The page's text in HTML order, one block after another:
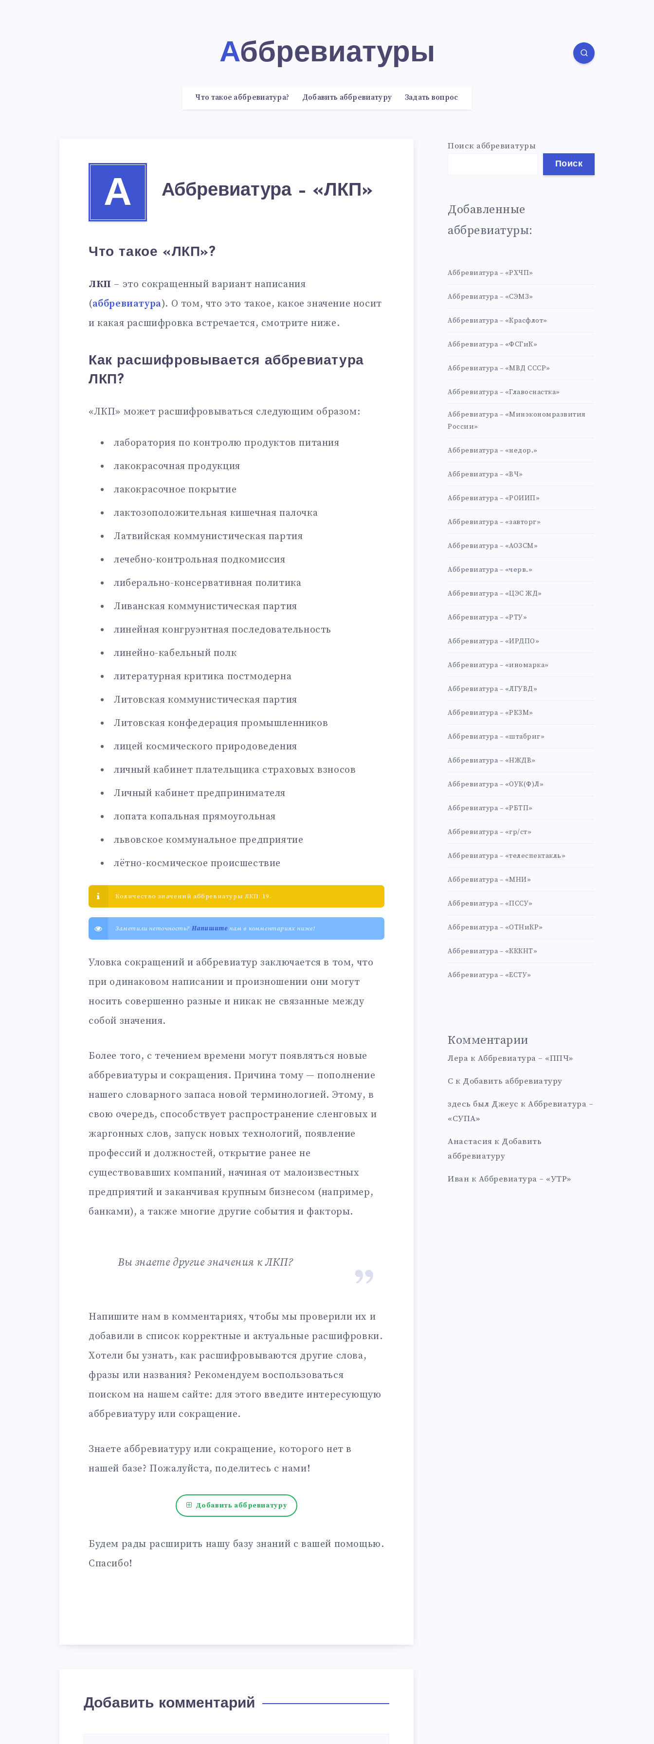
Аббревиатуры
Что такое аббревиатура? Добавить аббревиатуру Задать вопрос
А Аббревиатура – «ЛКП»
Что такое «ЛКП»?
ЛКП – это сокращенный вариант написания
(аббревиатура). О том, что это такое, какое значение носит
и какая расшифровка встречается, смотрите ниже.
Как расшифровывается аббревиатура
ЛКП?
«ЛКП» может расшифровываться следующим образом:
лаборатория по контролю продуктов питания
лакокрасочная продукция
лакокрасочное покрытие
лактозоположительная кишечная палочка
Латвийская коммунистическая партия
лечебно-контрольная подкомиссия
либерально-консервативная политика
Ливанская коммунистическая партия
линейная конгруэнтная последовательность
линейно-кабельный полк
литературная критика постмодерна
Литовская коммунистическая партия
Литовская конфедерация промышленников
лицей космического природоведения
личный кабинет плательщика страховых взносов
Личный кабинет предпринимателя
лопата копальная прямоугольная
львовское коммунальное предприятие
лётно-космическое происшествие
Количество значений аббревиатуры ЛКП: 19.
Заметили неточность? Напишитенам в комментариях ниже!
Уловка сокращений и аббревиатур заключается в том, что
при одинаковом написании и произношении они могут
носить совершенно разные и никак не связанные между
собой значения.
Более того, с течением времени могут появляться новые
аббревиатуры и сокращения. Причина тому — пополнение
нашего словарного запаса новой терминологией. Этому, в
свою очередь, способствует распространение сленговых и
жаргонных слов, запуск новых технологий, появление
профессий и должностей, открытие ранее не
существовавших компаний, начиная от малоизвестных
предприятий и заканчивая крупным бизнесом (например,
банками), а также многие другие события и факторы.
Вы знаете другие значения к ЛКП?
Напишите нам в комментариях, чтобы мы проверили их и
добавили в список корректные и актуальные расшифровки.
Хотели бы узнать, как расшифровываются другие слова,
фразы или названия? Рекомендуем воспользоваться
поиском на нашем сайте: для этого введите интересующую
аббревиатуру или сокращение.
Знаете аббревиатуру или сокращение, которого нет в
нашей базе? Пожалуйста, поделитесь с нами!
Добавить аббревиатуру
Будем рады расширить нашу базу знаний с вашей помощью.
Спасибо!
Добавить комментарий
Поиск аббревиатуры
Поиск
Добавленные
аббревиатуры:
Аббревиатура – «РХЧП»
Аббревиатура – «СЭМЗ»
Аббревиатура – «Красфлот»
Аббревиатура – «ФСГиК»
Аббревиатура – «МВД СССР»
Аббревиатура – «Главоснастка»
Аббревиатура – «Минэкономразвития
России»
Аббревиатура – «недор.»
Аббревиатура – «ВЧ»
Аббревиатура – «РОИИП»
Аббревиатура – «завторг»
Аббревиатура – «АОЗСМ»
Аббревиатура – «черв.»
Аббревиатура – «ЦЭС ЖД»
Аббревиатура – «РТУ»
Аббревиатура – «ИРДПО»
Аббревиатура – «иномарка»
Аббревиатура – «ЛГУВД»
Аббревиатура – «РКЗМ»
Аббревиатура – «штабриг»
Аббревиатура – «НЖДВ»
Аббревиатура – «ОУК(Ф)Л»
Аббревиатура – «РБТП»
Аббревиатура – «гр/ст»
Аббревиатура – «телеспектакль»
Аббревиатура – «МНИ»
Аббревиатура – «ПССУ»
Аббревиатура – «ОТНиКР»
Аббревиатура – «КККНТ»
Аббревиатура – «ЕСТУ»
Комментарии
Лера к Аббревиатура – «ППЧ»
С к Добавить аббревиатуру
здесь был Джеус к Аббревиатура –
«СУПА»
Анастасия к Добавить
аббревиатуру
Иван к Аббревиатура – «УТР»